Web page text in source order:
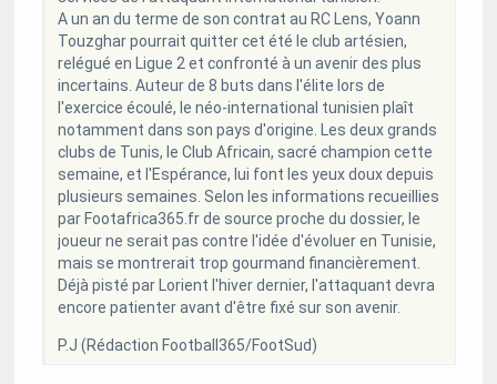
A un an du terme de son contrat au RC Lens, Yoann
Touzghar pourrait quitter cet été le club artésien,
relégué en Ligue 2 et confronté à un avenir des plus
incertains. Auteur de 8 buts dans l'élite lors de
l'exercice écoulé, le néo-international tunisien plaît
notamment dans son pays d'origine. Les deux grands
clubs de Tunis, le Club Africain, sacré champion cette
semaine, et l'Espérance, lui font les yeux doux depuis
plusieurs semaines. Selon les informations recueillies
par Footafrica365.fr de source proche du dossier, le
joueur ne serait pas contre l'idée d'évoluer en Tunisie,
mais se montrerait trop gourmand financièrement.
Déjà pisté par Lorient l'hiver dernier, l'attaquant devra
encore patienter avant d'être fixé sur son avenir.
P.J (Rédaction Football365/FootSud)